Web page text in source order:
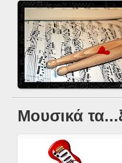
Μουσικά